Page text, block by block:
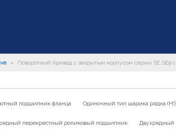
» Поворотный привод с закрытым корпусом серии SE SE9
подшипник фланца Одиночный тип шарика рядка
перекрестный роликовый подшипник Двухрядный